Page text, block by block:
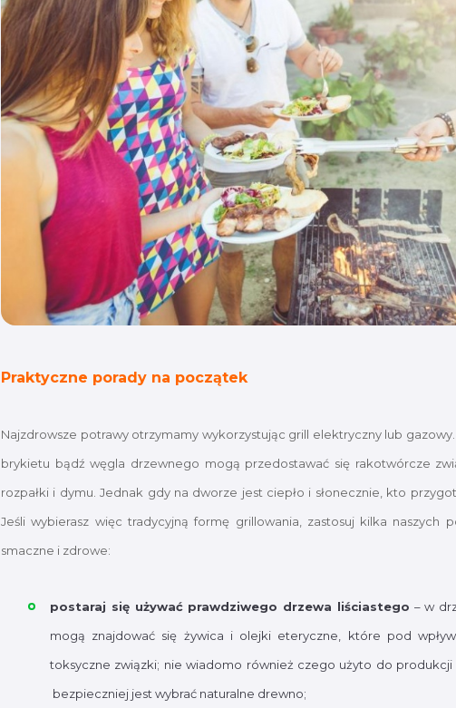
Praktyczne porady na początek
Najzdrowsze potrawy otrzymamy wykorzystując grill elektryczny lub
brykietu bądź węgla drzewnego mogą przedostawać się rakotwórcze
rozpałki i dymu. Jednak gdy na dworze jest ciepło i słonecznie, kto
Jeśli wybierasz więc tradycyjną formę grillowania, zastosuj kilka naszych
smaczne i zdrowe:
postaraj się używać prawdziwego drzewa liściastego – w
mogą znajdować się żywica i olejki eteryczne, które pod
toksyczne związki; nie wiadomo również czego użyto do
bezpieczniej jest wybrać naturalne drewno;